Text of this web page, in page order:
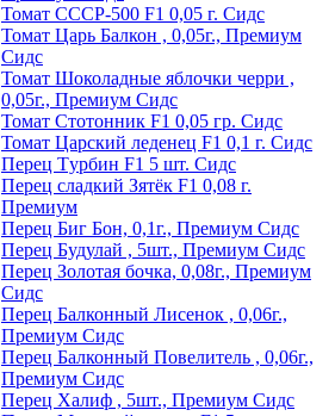
Томат СССР-500 F1 0,05 г. Сидс
Томат Царь Балкон , 0,05г., Премиум
Сидс
Томат Шоколадные яблочки черри ,
0,05г., Премиум Сидс
Томат Стотонник F1 0,05 гр. Сидс
Томат Царский леденец F1 0,1 г. Сидс
Перец Tурбин F1 5 шт. Сидс
Перец сладкий Зятёк F1 0,08 г.
Премиум
Перец Биг Бон, 0,1г., Премиум Сидс
Перец Будулай , 5шт., Премиум Сидс
Перец Золотая бочка, 0,08г., Премиум
Сидс
Перец Балконный Лисенок , 0,06г.,
Премиум Сидс
Перец Балконный Повелитель , 0,06г.,
Премиум Сидс
Перец Халиф , 5шт., Премиум Сидс